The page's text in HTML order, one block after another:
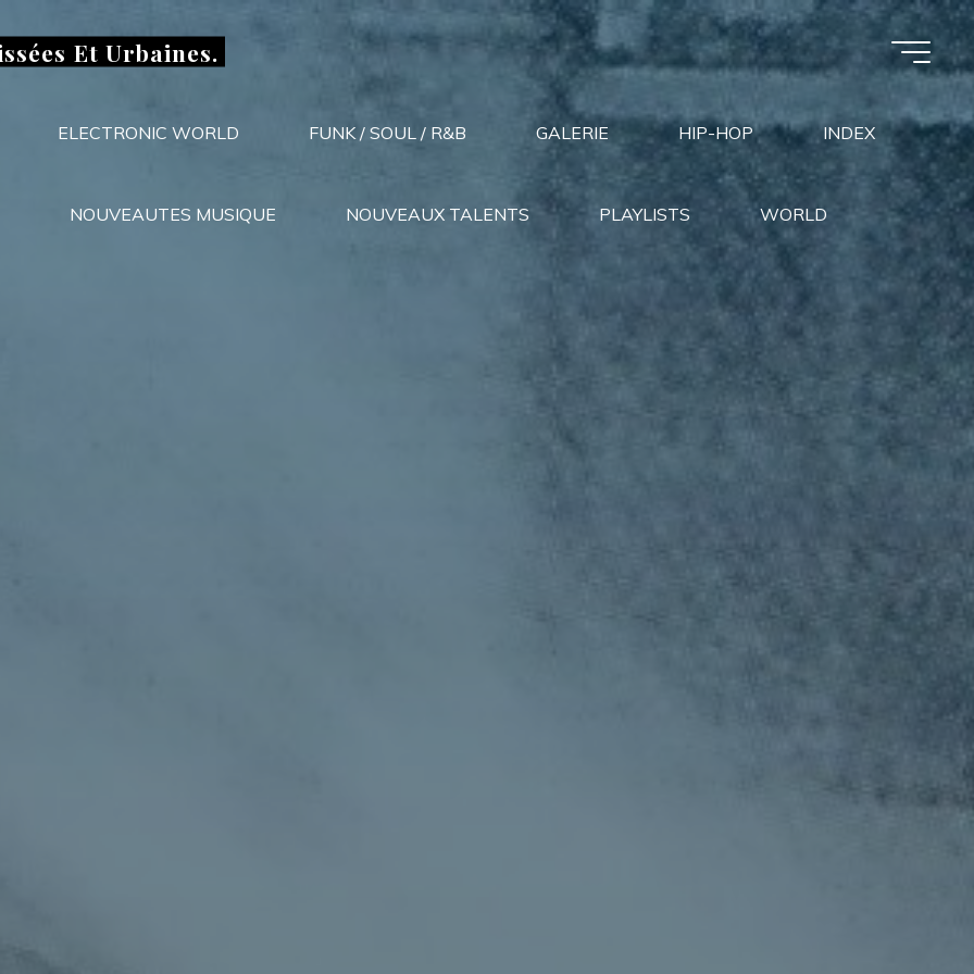
Et Urbaines.
ELECTRONIC WORLD FUNK / SOUL / R&B GALERIE HIP-HOP INDEX
NOUVEAUTES MUSIQUE NOUVEAUX TALENTS PLAYLISTS WORLD